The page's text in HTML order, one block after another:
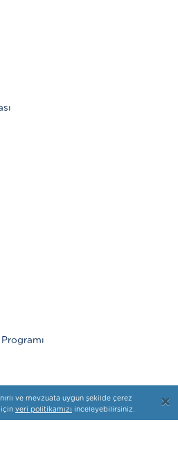
×
ve mevzuata uygun şekilde çerez
için veri politikamızı inceleyebilirsiniz.